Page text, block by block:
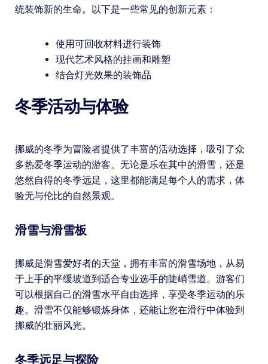
统装饰新的生命。以下是一些常见的创新元素：
使用可回收材料进行装饰
现代艺术风格的挂画和雕塑
结合灯光效果的装饰品
冬季活动与体验
挪威的冬季为冒险者提供了丰富的活动选择，吸引了众
多热爱冬季运动的游客。无论是乐在其中的滑雪，还是
悠然自得的冬季远足，这里都能满足每个人的需求，体
验无与伦比的自然景观。
滑雪与滑雪板
挪威是滑雪爱好者的天堂，拥有丰富的滑雪场地，从易
于上手的平缓坡道到适合专业选手的陡峭雪道。游客们
可以根据自己的滑雪水平自由选择，享受冬季运动的乐
趣。滑雪不仅能够锻炼身体，还能让您在滑行中体验到
挪威的壮丽风光。
冬季远足与探险